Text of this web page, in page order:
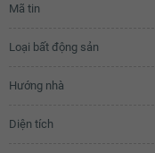
Mã tin
Loại bất động sản
Hướng nhà
Diện tích